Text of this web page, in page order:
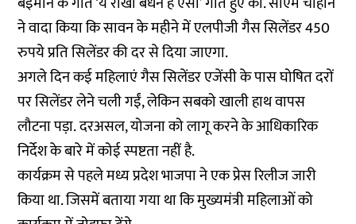
ने वादा किया कि सावन के महीने में एलपीजी गैस सिलेंडर 450
रुपये प्रति सिलेंडर की दर से दिया जाएगा.
अगले दिन कई महिलाएं गैस सिलेंडर एजेंसी के पास घोषित दरों
पर सिलेंडर लेने चली गईं, लेकिन सबको खाली हाथ वापस
लौटना पड़ा. दरअसल, योजना को लागू करने के आधिकारिक
निर्देश के बारे में कोई स्पष्टता नहीं है.
कार्यक्रम से पहले मध्य प्रदेश भाजपा ने एक प्रेस रिलीज जारी
किया था. जिसमें बताया गया था कि मुख्यमंत्री महिलाओं को